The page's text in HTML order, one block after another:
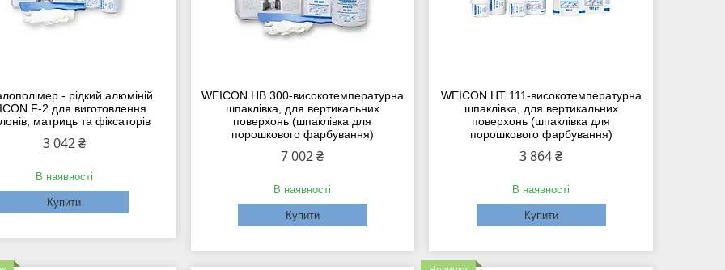
- рідкий алюміній
F-2 для виготовлення
матриць та фіксаторів
3 042 ₴
В наявності
Купити
WEICON HB 300-високотемпературна
шпаклівка, для вертикальних
поверхонь (шпаклівка для
порошкового фарбування)
7 002 ₴
В наявності
Купити
WEICON НТ 111-високотемпературна
шпаклівка, для вертикальних
поверхонь (шпаклівка для
порошкового фарбування)
3 864 ₴
В наявності
Купити